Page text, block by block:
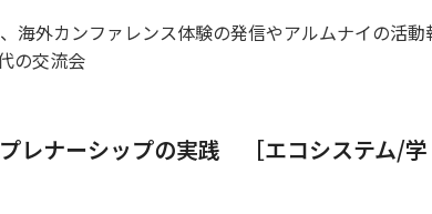
海外カンファレンス体験の発信やアルムナイの活動
の交流会
レナーシップの実践 ［エコシステム/学